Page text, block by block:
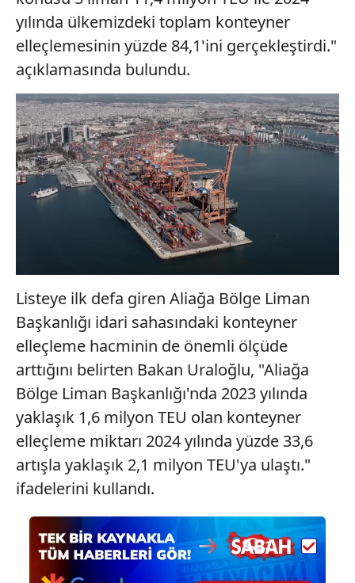
yılında ülkemizdeki toplam konteyner
elleçlemesinin yüzde 84,1'ini gerçekleştirdi."
açıklamasında bulundu.
Listeye ilk defa giren Aliağa Bölge Liman
Başkanlığı idari sahasındaki konteyner
elleçleme hacminin de önemli ölçüde
arttığını belirten Bakan Uraloğlu, "Aliağa
Bölge Liman Başkanlığı'nda 2023 yılında
yaklaşık 1,6 milyon TEU olan konteyner
elleçleme miktarı 2024 yılında yüzde 33,6
artışla yaklaşık 2,1 milyon TEU'ya ulaştı."
ifadelerini kullandı.